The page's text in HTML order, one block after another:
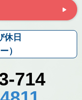
休日
）
714